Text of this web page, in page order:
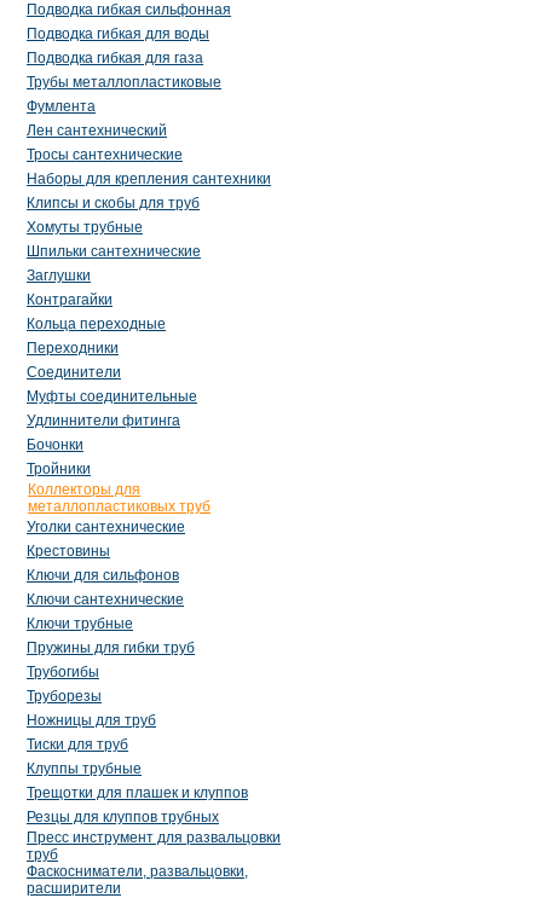
Подводка гибкая сильфонная
Подводка гибкая для воды
Подводка гибкая для газа
Трубы металлопластиковые
Фумлента
Лен сантехнический
Тросы сантехнические
Наборы для крепления сантехники
Клипсы и скобы для труб
Хомуты трубные
Шпильки сантехнические
Заглушки
Контрагайки
Кольца переходные
Переходники
Соединители
Муфты соединительные
Удлиннители фитинга
Бочонки
Тройники
Коллекторы для
металлопластиковых труб
Уголки сантехнические
Крестовины
Ключи для сильфонов
Ключи сантехнические
Ключи трубные
Пружины для гибки труб
Трубогибы
Труборезы
Ножницы для труб
Тиски для труб
Клуппы трубные
Трещотки для плашек и клуппов
Резцы для клуппов трубных
Пресс инструмент для развальцовки
труб
Фаскосниматели, развальцовки,
расширители